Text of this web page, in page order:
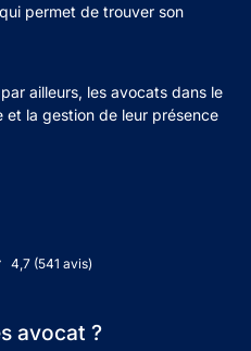
permet de trouver son
ailleurs, les avocats dans le
la gestion de leur présence
4,7 (541 avis)
avocat ?